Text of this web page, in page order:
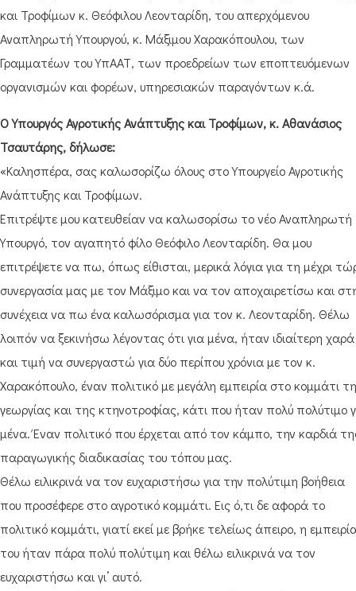
και Τροφίμων κ. Θεόφιλου Λεονταρίδη, του απερχόμενου
Αναπληρωτή Υπουργού, κ. Μάξιμου Χαρακόπουλου, των
Γραμματέων του ΥπΑΑΤ, των προεδρείων των εποπτευόμενων
οργανισμών και φορέων, υπηρεσιακών παραγόντων κ.ά.
Ο Υπουργός Αγροτικής Ανάπτυξης και Τροφίμων, κ. Αθανάσιος
Τσαυτάρης, δήλωσε:
«Καλησπέρα, σας καλωσορίζω όλους στο Υπουργείο Αγροτικής
Ανάπτυξης και Τροφίμων.
Επιτρέψτε μου κατευθείαν να καλωσορίσω το νέο Αναπληρωτή
Υπουργό, τον αγαπητό φίλο Θεόφιλο Λεονταρίδη. Θα μου
επιτρέψετε να πω, όπως είθισται, μερικά λόγια για τη μέχρι
συνεργασία μας με τον Μάξιμο και να τον αποχαιρετίσω και
συνέχεια να πω ένα καλωσόρισμα για τον κ. Λεονταρίδη. Θέλω
λοιπόν να ξεκινήσω λέγοντας ότι για μένα, ήταν ιδιαίτερη χαρά
και τιμή να συνεργαστώ για δύο περίπου χρόνια με τον κ.
Χαρακόπουλο, έναν πολιτικό με μεγάλη εμπειρία στο κομμάτι
γεωργίας και της κτηνοτροφίας, κάτι που ήταν πολύ πολύτιμο
μένα. Έναν πολιτικό που έρχεται από τον κάμπο, την καρδιά
παραγωγικής διαδικασίας του τόπου μας.
Θέλω ειλικρινά να τον ευχαριστήσω για την πολύτιμη βοήθεια
που προσέφερε στο αγροτικό κομμάτι. Εις ό,τι δε αφορά το
πολιτικό κομμάτι, γιατί εκεί με βρήκε τελείως άπειρο, η
του ήταν πάρα πολύ πολύτιμη και θέλω ειλικρινά να τον
ευχαριστήσω και γι’ αυτό.